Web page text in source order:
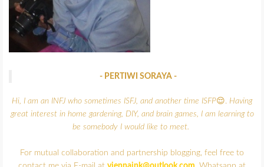
- PERTIWI SORAYA -
Hi, I am an INFJ who sometimes ISFJ, and another time ISFP😌. Having
great interest in home gardening, DIY, and brain games, I am learning to
be somebody I would like to meet.
For mutual collaboration and partnership blogging, feel free to